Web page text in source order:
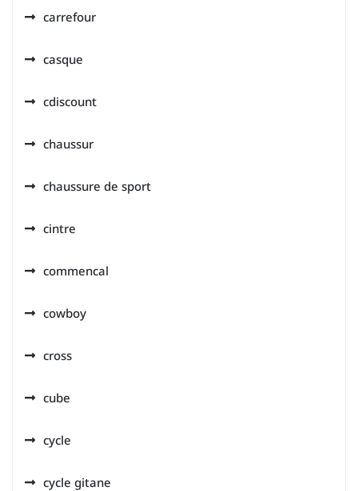
carrefour
casque
cdiscount
chaussur
chaussure de sport
cintre
commencal
cowboy
cross
cube
cycle
cycle gitane